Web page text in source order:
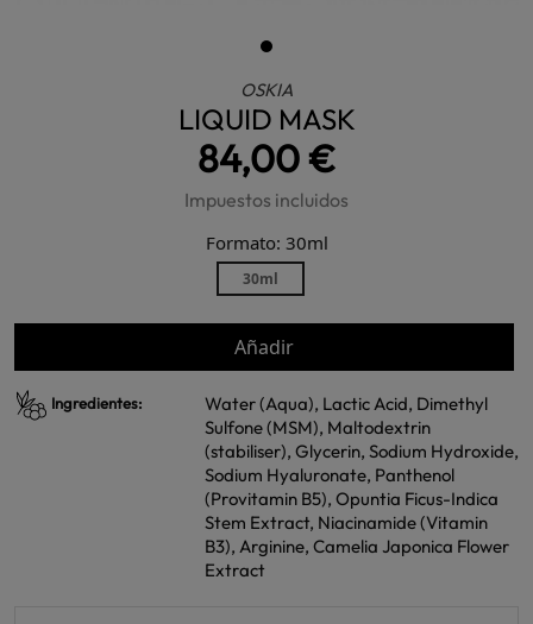
OSKIA
LIQUID MASK
84,00 €
Impuestos incluidos
Formato: 30ml
30ml
Añadir
Ingredientes:
Water (Aqua), Lactic Acid, Dimethyl
Sulfone (MSM), Maltodextrin
(stabiliser), Glycerin, Sodium Hydroxide,
Sodium Hyaluronate, Panthenol
(Provitamin B5), Opuntia Ficus-Indica
Stem Extract, Niacinamide (Vitamin
B3), Arginine, Camelia Japonica Flower
Extract